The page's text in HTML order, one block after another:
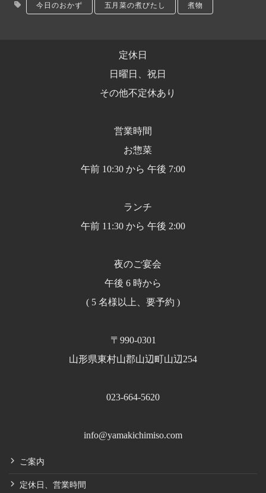
今日のおかず 五月菜の煮びたし 煮物
定休日
日曜日、祝日
その他不定休あり
営業時間
お惣菜
午前 10:30 から 午後 7:00
ランチ
午前 11:30 から 午後 2:00
夜のご宴会
午後 6 時から
( 5 名様以上、要予約 )
〒990-0301
山形県東村山郡山辺町山辺254
023-664-5620
info@yamakichimiso.com
ご案内
定休日、営業時間